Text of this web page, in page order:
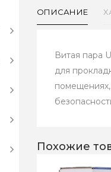
ОПИСАНИЕ
Витая пара
для
Похожие